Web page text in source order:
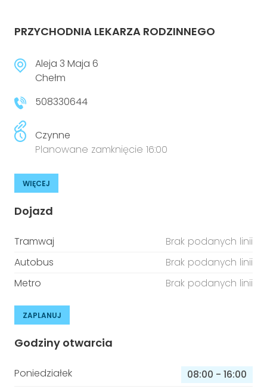
PRZYCHODNIA LEKARZA RODZINNEGO
Aleja 3 Maja 6
Chełm
508330644
Czynne
Planowane zamknięcie 16:00
WIĘCEJ
Dojazd
Tramwaj
Brak podanych linii
Autobus
Brak podanych linii
Metro
Brak podanych linii
ZAPLANUJ
Godziny otwarcia
Poniedziałek 08:00 - 16:00